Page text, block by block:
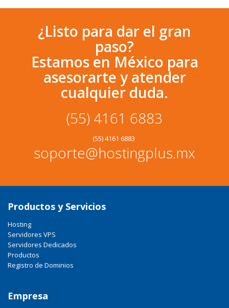
¿Listo para dar el gran
paso?
Estamos en México para
asesorarte y atender
cualquier duda.
(55) 4161 6883
(55) 4161 6883
soporte@hostingplus.mx
Productos y Servicios
Hosting
Servidores VPS
Servidores Dedicados
Productos
Registro de Dominios
Empresa